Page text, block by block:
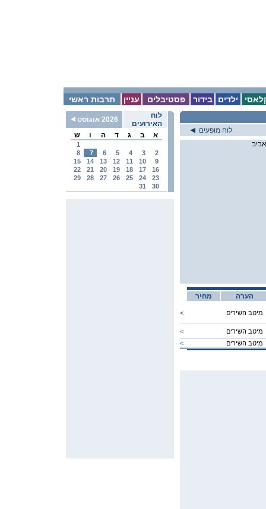
תרבות ראשי עניין פסטיבלים בידור ילדים
לוח
האירועים
2026 אוגוסט
א
ב ג ד ה ו ש
1
2
3
4
5
6
7
8
9
10
11
12
13
14
15
16
17
18
19
20
21
22
23
24
25
26
27
28
29
30
31
לוח מופעים
מחיר הערה
< מיטב השירים
<
מיטב השירים
<
מיטב השירים